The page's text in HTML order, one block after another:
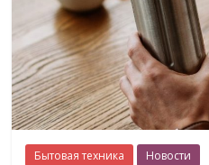
Бытовая техника Новости